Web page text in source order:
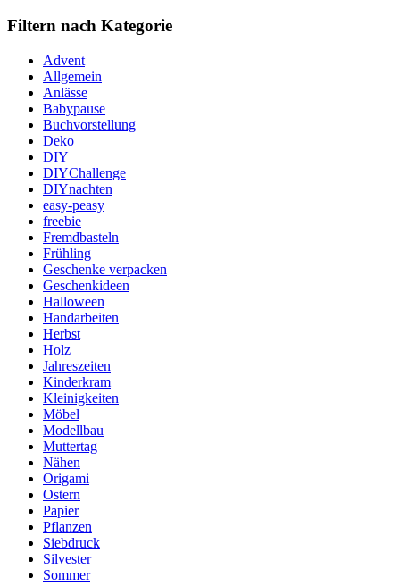
Filtern nach Kategorie
Advent
Allgemein
Anlässe
Babypause
Buchvorstellung
Deko
DIY
DIYChallenge
DIYnachten
easy-peasy
freebie
Fremdbasteln
Frühling
Geschenke verpacken
Geschenkideen
Halloween
Handarbeiten
Herbst
Holz
Jahreszeiten
Kinderkram
Kleinigkeiten
Möbel
Modellbau
Muttertag
Nähen
Origami
Ostern
Papier
Pflanzen
Siebdruck
Silvester
Sommer